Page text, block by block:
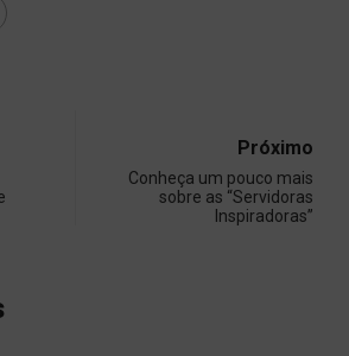
Próximo
Conheça um pouco mais
sobre as “Servidoras
Inspiradoras”